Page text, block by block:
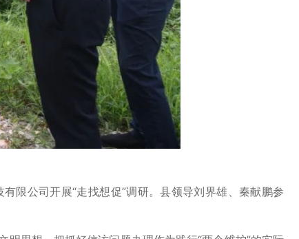
公司开展“走找想促”调研。县领导刘界雄、秦献鹏参